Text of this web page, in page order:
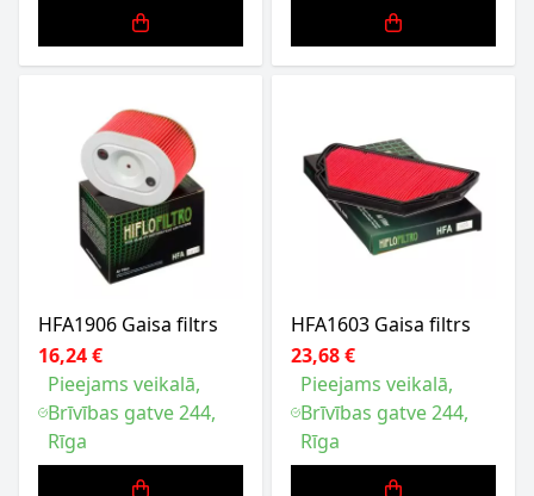
HFA1906 Gaisa filtrs
16,24 €
Pieejams veikalā,
Brīvības gatve 244,
Rīga
HFA1603 Gaisa filtrs
23,68 €
Pieejams veikalā,
Brīvības gatve 244,
Rīga